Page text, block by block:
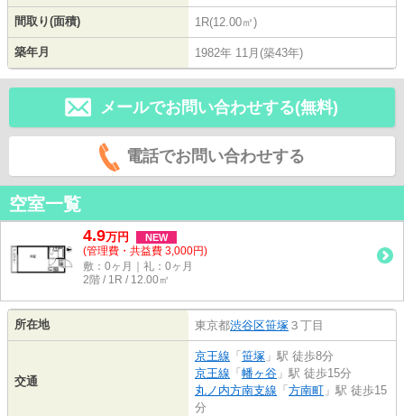
間取り(面積) 1R(12.00㎡)
築年月 1982年 11月(築43年)
メールでお問い合わせする(無料)
電話でお問い合わせする
空室一覧
4.9万円 NEW
(管理費・共益費 3,000円)
敷：0ヶ月｜礼：0ヶ月
2階 / 1R / 12.00㎡
所在地 東京都渋谷区笹塚 ３丁目
交通
京王線 「 笹塚 」駅 徒歩8分
京王線 「 幡ヶ谷 」駅 徒歩15分
丸ノ内方南支線 「 方南町 」駅 徒歩15
分